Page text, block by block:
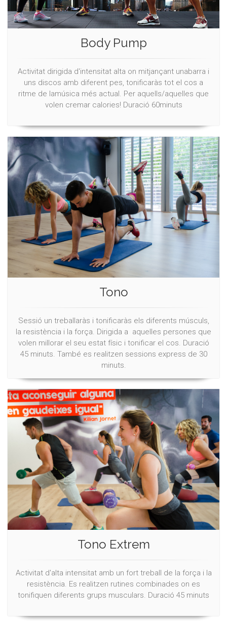
Body Pump
Activitat dirigida d'intensitat alta on mitjançant unabarra i
uns discos amb diferent pes, tonificaràs tot el cos a
ritme de lamúsica més actual. Per aquells/aquelles que
volen cremar calories! Duració 60minuts
Tono
Sessió un treballaràs i tonificaràs els diferents músculs,
la resistència i la força. Dirigida a aquelles persones que
volen millorar el seu estat físic i tonificar el cos. Duració
45 minuts. També es realitzen sessions express de 30
minuts.
Tono Extrem
Activitat d'alta intensitat amb un fort treball de la força i la
resistència. Es realitzen rutines combinades on es
tonifiquen diferents grups musculars. Duració 45 minuts